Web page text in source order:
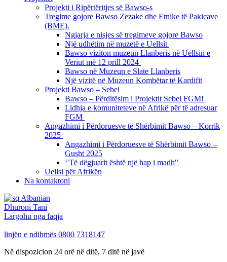
Projekti i Ripërtëritjes së Bawso-s
Tregime gojore Bawso Zezake dhe Etnike të Pakicave
(BME).
Ngjarja e nisjes së tregimeve gojore Bawso
Një udhëtim në muzetë e Uellsit
Bawso viziton muzeun Llanberis në Uellsin e
Veriut më 12 prill 2024
Bawso në Muzeun e Slate Llanberis
Një vizitë në Muzeun Kombëtar të Kardifit
Projekti Bawso – Sebei
Bawso – Përditësim i Projektit Sebei FGM!
Lidhja e komuniteteve në Afrikë për të adresuar
FGM
Angazhimi i Përdoruesve të Shërbimit Bawso – Korrik
2025
Angazhimi i Përdoruesve të Shërbimit Bawso –
Gusht 2025
‘'Të dëgjuarit është një hap i madh'’
Uellsi për Afrikën
Na kontaktoni
Albanian
Dhuroni Tani
Largohu nga faqja
linjën e ndihmës 0800 7318147
Në dispozicion 24 orë në ditë, 7 ditë në javë